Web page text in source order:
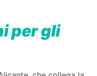
per gli